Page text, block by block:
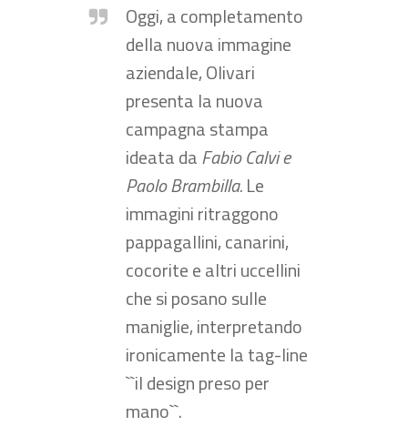
Oggi, a completamento
della nuova immagine
aziendale, Olivari
presenta la nuova
campagna stampa
ideata daFabio Calvi e
Paolo Brambilla.Le
immagini ritraggono
pappagallini, canarini,
cocorite e altri uccellini
che si posano sulle
maniglie, interpretando
ironicamente la tag-line
``il design preso per
mano``.